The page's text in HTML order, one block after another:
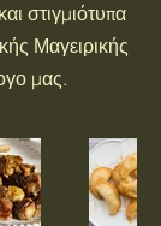
στιγμιότυπα
Μαγειρικής
μας.